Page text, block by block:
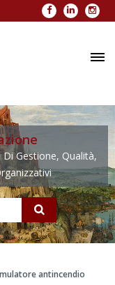
Facebook
LinkedIn
Gestione, Qualità,
antincendio